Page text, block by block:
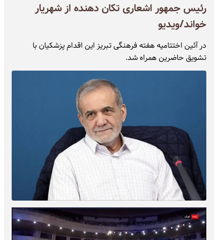
رئیس جمهور اشعاری تکان دهنده از شهریار
خواند/ویدیو
در آئین اختتامیه هفته فرهنگی تبریز این اقدام پزشکیان با
تشویق حاضرین همراه شد.